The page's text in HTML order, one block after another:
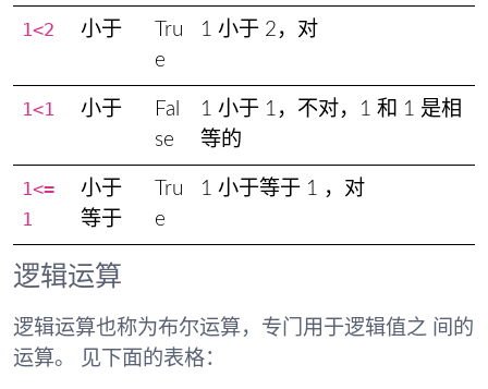
1<2 小于
Tru
e
1 小于 2，对
1<1 小于
Fal
se
1 小于 1，不对，1 和 1 是相
等的
1<=
1
小于
等于
Tru
e
1 小于等于 1 ，对
逻辑运算
逻辑运算也称为布尔运算，专门用于逻辑值之 间的
运算。 见下面的表格：